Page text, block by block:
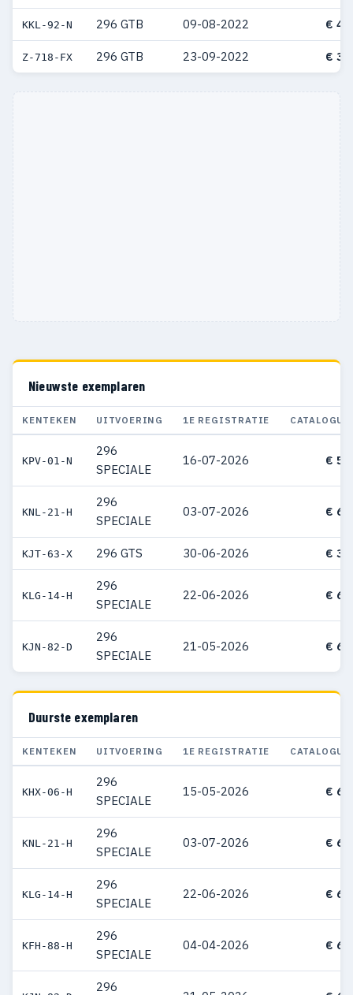
KKL-92-N 296 GTB 09-08-2022 €
Z-718-FX 296 GTB 23-09-2022 €
Nieuwste exemplaren
KENTEKEN UITVOERING 1E REGISTRATIE
KPV-01-N
296
SPECIALE
16-07-2026 €
KNL-21-H
296
SPECIALE
03-07-2026 €
KJT-63-X 296 GTS 30-06-2026 €
KLG-14-H
296
SPECIALE
22-06-2026 €
KJN-82-D
296
SPECIALE
21-05-2026 €
Duurste exemplaren
KENTEKEN UITVOERING 1E REGISTRATIE
KHX-06-H
296
SPECIALE
15-05-2026 €
KNL-21-H
296
SPECIALE
03-07-2026 €
KLG-14-H
296
SPECIALE
22-06-2026 €
KFH-88-H
296
SPECIALE
04-04-2026 €
296